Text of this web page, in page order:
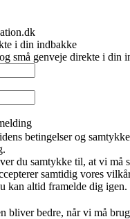
i din indbakke
små genveje direkte i din
betingelser og
du samtykke til, at vi må
samtidig vores
kan altid framelde dig igen.
bliver bedre, når vi må